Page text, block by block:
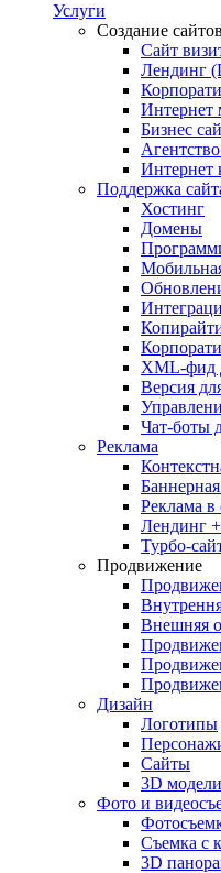
Услуги
Создание сайтов
Сайт
Лендинг
Интернет
Бизнес
Интернет
Поддержка
Хостинг
Домены
XML-фид
Версия
Чат-боты
Реклама
Реклама в
Лендинг
Турбо-
Продвижение
Внешняя
Дизайн
Логотипы
Сайты
3D
Фото и
Съемка с
3D